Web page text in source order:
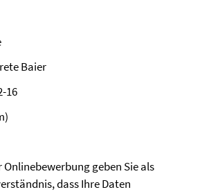
Baier
16
Onlinebewerbung geben Sie als
dass Ihre Daten